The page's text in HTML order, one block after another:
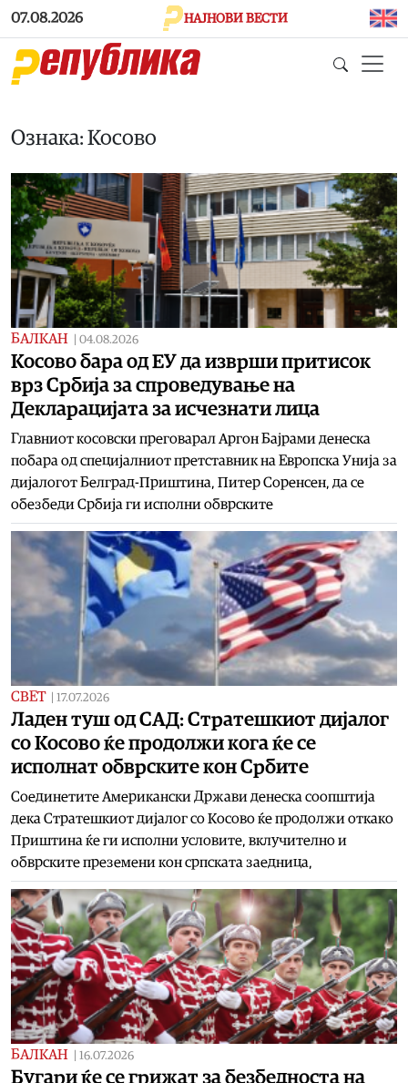
Skip to main content
07.08.2026 НАЈНОВИ ВЕСТИ
Ознака: Косово
БАЛКАН 04.08.2026
Косово бара од ЕУ да изврши притисок
врз Србија за спроведување на
Декларацијата за исчезнати лица
Главниот косовски преговарал Аргон Бајрами денеска
побара од специјалниот претставник на Европска Унија за
дијалогот Белград-Приштина, Питер Соренсен, да се
обезбеди Србија ги исполни обврските
СВЕТ 17.07.2026
Ладен туш од САД: Стратешкиот дијалог
со Косово ќе продолжи кога ќе се
исполнат обврските кон Србите
Соединетите Американски Држави денеска соопштија
дека Стратешкиот дијалог со Косово ќе продолжи откако
Приштина ќе ги исполни условите, вклучително и
обврските преземени кон српската заедница,
БАЛКАН 16.07.2026
Бугари ќе се грижат за безбедноста на